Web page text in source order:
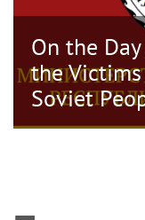
On the
the
Soviet